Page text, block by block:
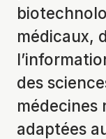
médicaux,
des
médecines
adaptées